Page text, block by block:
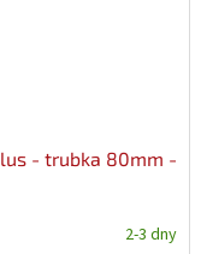
- trubka 80mm -
2-3 dny